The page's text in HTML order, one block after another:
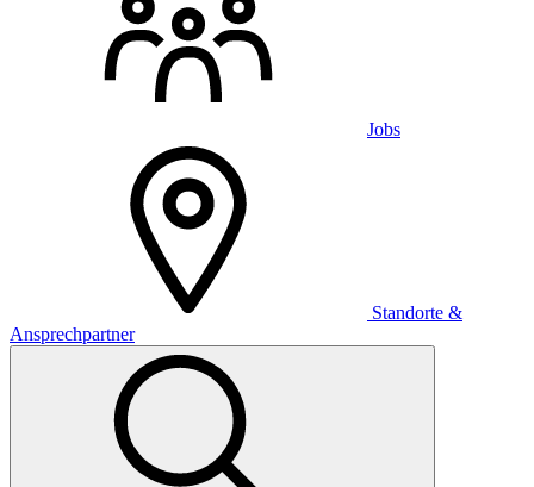
Jobs
Standorte &
Ansprechpartner